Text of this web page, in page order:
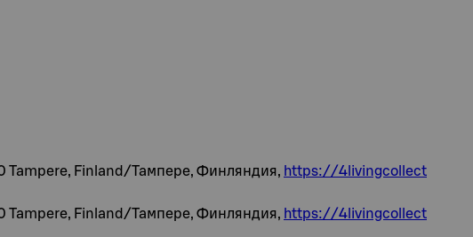
Tampere, Finland/Тампере, Финляндия, https://4livingcollect
Tampere, Finland/Тампере, Финляндия, https://4livingcollect